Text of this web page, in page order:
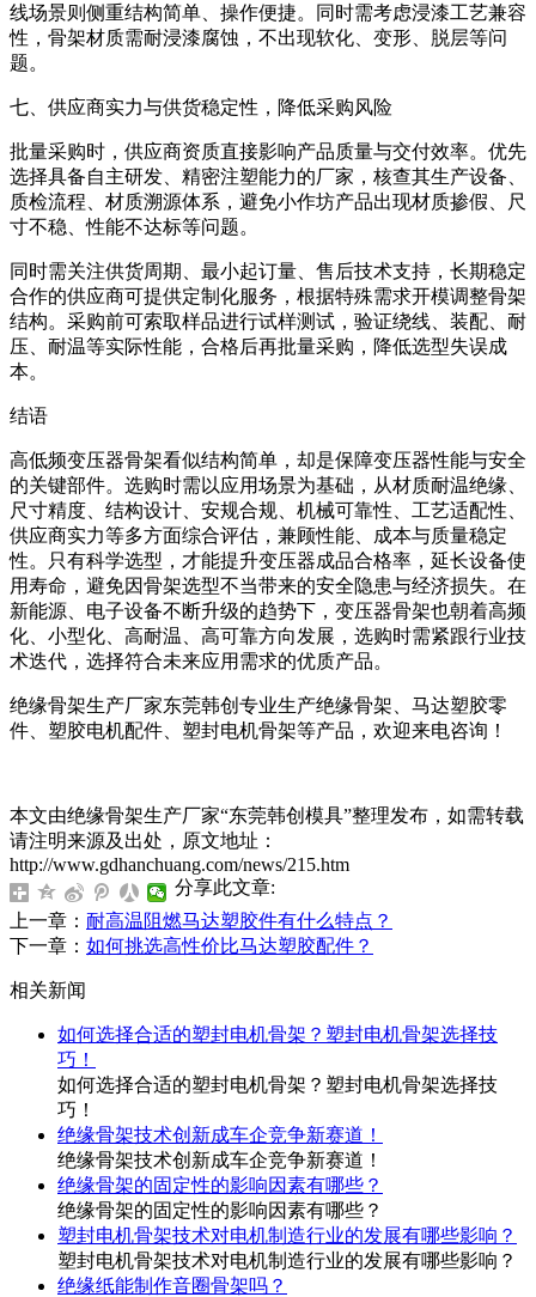
线场景则侧重结构简单、操作便捷。同时需考虑浸漆工艺兼容
性，骨架材质需耐浸漆腐蚀，不出现软化、变形、脱层等问
题。
七、供应商实力与供货稳定性，降低采购风险
批量采购时，供应商资质直接影响产品质量与交付效率。优先
选择具备自主研发、精密注塑能力的厂家，核查其生产设备、
质检流程、材质溯源体系，避免小作坊产品出现材质掺假、尺
寸不稳、性能不达标等问题。
同时需关注供货周期、最小起订量、售后技术支持，长期稳定
合作的供应商可提供定制化服务，根据特殊需求开模调整骨架
结构。采购前可索取样品进行试样测试，验证绕线、装配、耐
压、耐温等实际性能，合格后再批量采购，降低选型失误成
本。
结语
高低频变压器骨架看似结构简单，却是保障变压器性能与安全
的关键部件。选购时需以应用场景为基础，从材质耐温绝缘、
尺寸精度、结构设计、安规合规、机械可靠性、工艺适配性、
供应商实力等多方面综合评估，兼顾性能、成本与质量稳定
性。只有科学选型，才能提升变压器成品合格率，延长设备使
用寿命，避免因骨架选型不当带来的安全隐患与经济损失。在
新能源、电子设备不断升级的趋势下，变压器骨架也朝着高频
化、小型化、高耐温、高可靠方向发展，选购时需紧跟行业技
术迭代，选择符合未来应用需求的优质产品。
绝缘骨架生产厂家东莞韩创专业生产绝缘骨架、马达塑胶零
件、塑胶电机配件、塑封电机骨架等产品，欢迎来电咨询！
本文由绝缘骨架生产厂家“东莞韩创模具”整理发布，如需转载
请注明来源及出处，原文地址：
http://www.gdhanchuang.com/news/215.htm
分享此文章:
上一章： 耐高温阻燃马达塑胶件有什么特点？
下一章： 如何挑选高性价比马达塑胶配件？
相关新闻
如何选择合适的塑封电机骨架？塑封电机骨架选择技
巧！
如何选择合适的塑封电机骨架？塑封电机骨架选择技
巧！
绝缘骨架技术创新成车企竞争新赛道！
绝缘骨架技术创新成车企竞争新赛道！
绝缘骨架的固定性的影响因素有哪些？
绝缘骨架的固定性的影响因素有哪些？
塑封电机骨架技术对电机制造行业的发展有哪些影响？
塑封电机骨架技术对电机制造行业的发展有哪些影响？
绝缘纸能制作音圈骨架吗？